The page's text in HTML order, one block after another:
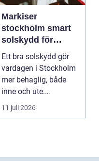
Markiser
stockholm smart
solskydd för
stadsliv och
uteplatser
Ett bra solskydd gör
vardagen i Stockholm
mer behaglig, både
inne och ute.
Somrarna kan vara
varma, ...
11 juli 2026